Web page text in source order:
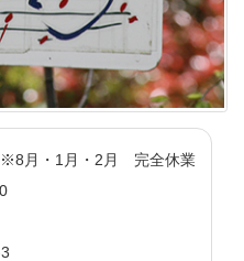
※8月・1月・2月 完全休業